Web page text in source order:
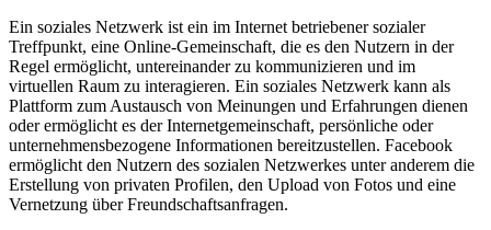
Ein soziales Netzwerk ist ein im Internet betriebener sozialer
Treffpunkt, eine Online-Gemeinschaft, die es den Nutzern in der
Regel ermöglicht, untereinander zu kommunizieren und im
virtuellen Raum zu interagieren. Ein soziales Netzwerk kann als
Plattform zum Austausch von Meinungen und Erfahrungen dienen
oder ermöglicht es der Internetgemeinschaft, persönliche oder
unternehmensbezogene Informationen bereitzustellen. Facebook
ermöglicht den Nutzern des sozialen Netzwerkes unter anderem die
Erstellung von privaten Profilen, den Upload von Fotos und eine
Vernetzung über Freundschaftsanfragen.